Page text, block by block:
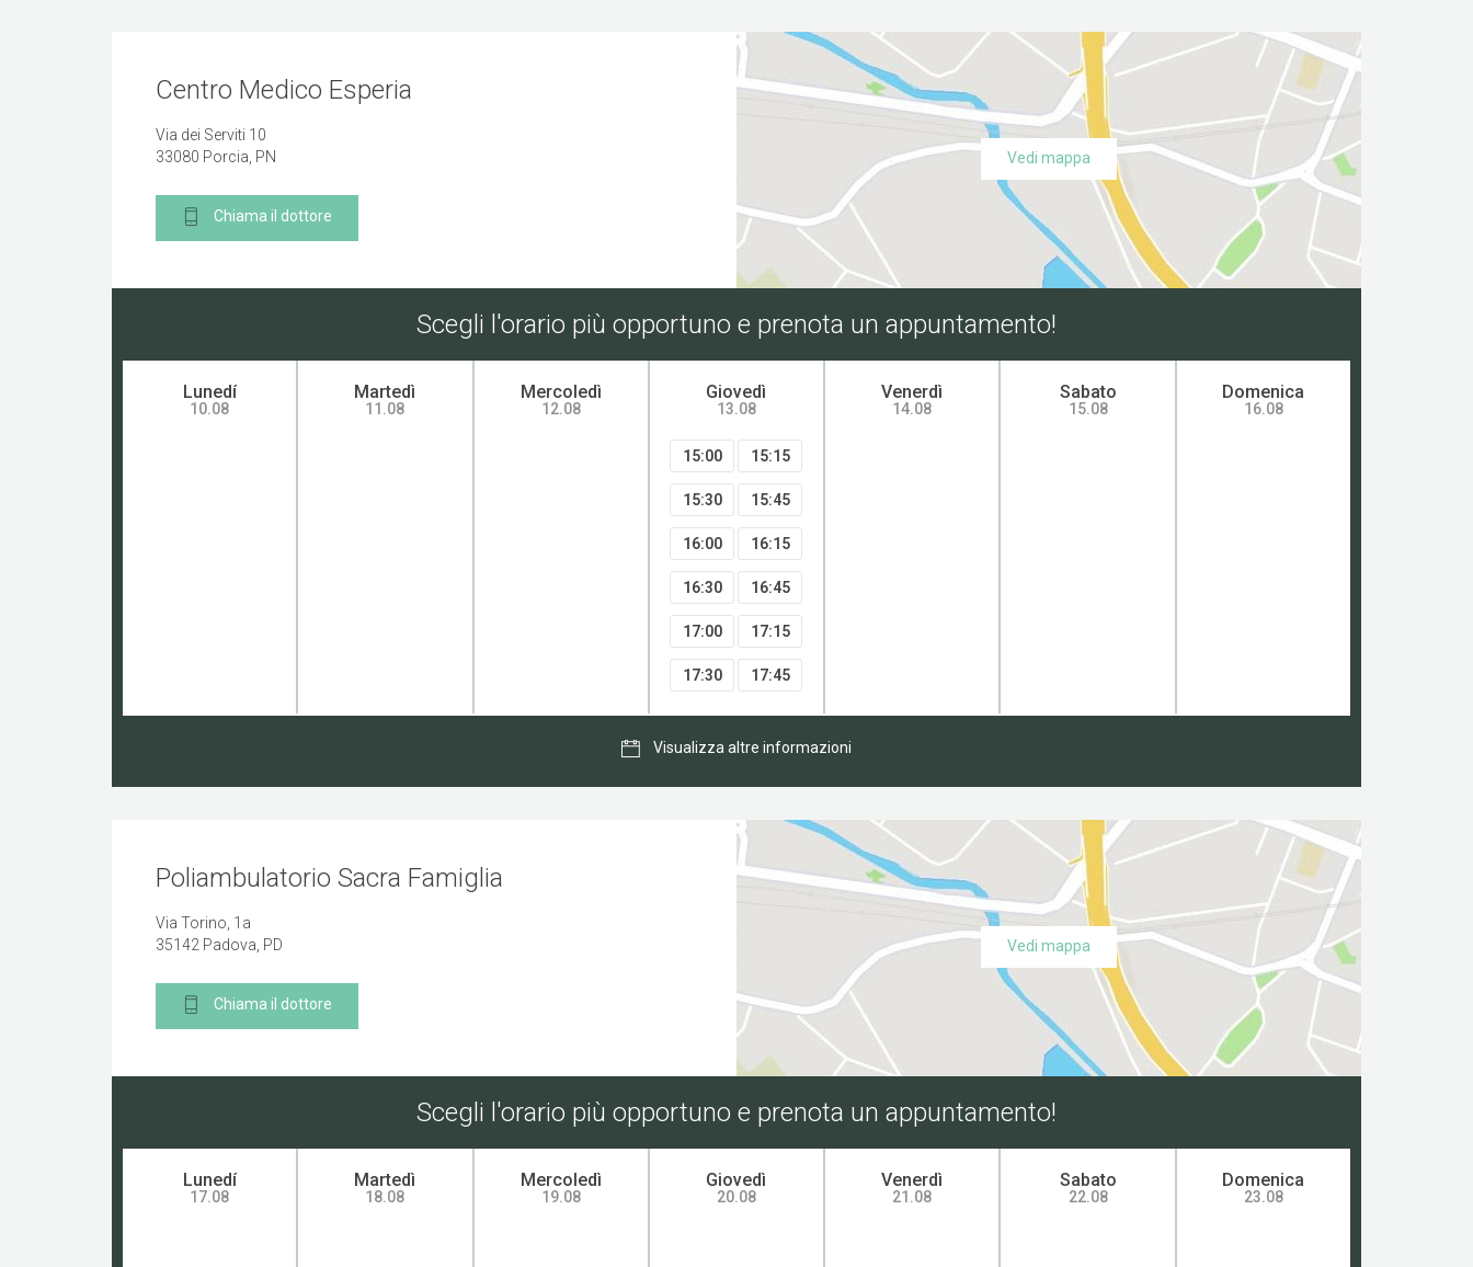
fimosi
Frenulo breve
Condiloma acuminato
Centro Medico Esperia
Via dei Serviti 10
33080 Porcia, PN
Chiama il dottore
Vedi mappa
Scegli l'orario più opportuno e prenota un appuntamento!
Lunedí
10.08
Martedì
11.08
Mercoledì
12.08
Giovedì
13.08
15:00 15:15
15:30 15:45
16:00 16:15
16:30 16:45
17:00 17:15
17:30 17:45
Venerdì
14.08
Sabato
15.08
Domenica
16.08
Visualizza altre informazioni
Poliambulatorio Sacra Famiglia
Via Torino, 1a
35142 Padova, PD
Chiama il dottore
Vedi mappa
Scegli l'orario più opportuno e prenota un appuntamento!
Lunedí
17.08
Martedì
18.08
Mercoledì
19.08
Giovedì
20.08
Venerdì
21.08
Sabato
22.08
Domenica
23.08